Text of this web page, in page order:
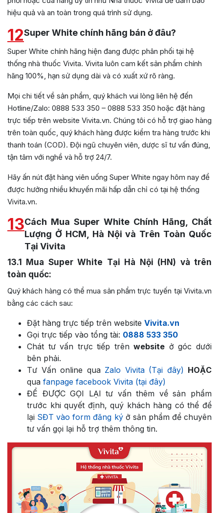
hiệu quả và an toàn trong quá trình sử dụng.
12Super White chính hãng bán ở đâu?
Super White chính hãng hiện đang được phân phối tại hệ
thống nhà thuốc Vivita. Vivita luôn cam kết sản phẩm chính
hãng 100%, hạn sử dụng dài và có xuất xứ rõ ràng.
Mọi chi tiết về sản phẩm, quý khách vui lòng liên hệ đến
Hotline/Zalo: 0888 533 350 – 0888 533 350 hoặc đặt hàng
trực tiếp trên website Vivita.vn. Chúng tôi có hỗ trợ giao hàng
trên toàn quốc, quý khách hàng được kiểm tra hàng trước khi
thanh toán (COD). Đội ngũ chuyên viên, dược sĩ tư vấn đúng,
tận tâm với nghề và hỗ trợ 24/7.
Hãy ấn nút đặt hàng viên uống Super White ngay hôm nay để
được hưởng nhiều khuyến mãi hấp dẫn chỉ có tại hệ thống
Vivita.vn.
13Cách Mua Super White Chính Hãng, Chất
Lượng Ở HCM, Hà Nội và Trên Toàn Quốc
Tại Vivita
13.1
Mua Super White Tại Hà Nội (HN) và trên
toàn quốc:
Quý khách hàng có thể mua sản phẩm trực tuyến tại Vivita.vn
bằng các cách sau:
Đặt hàng trực tiếp trên website Vivita.vn
Gọi trực tiếp vào tổng tài: 0888 533 350
Chát tư vấn trực tiếp trênwebsite ở góc dưới
bên phải.
Tư Vấn online quaZalo Vivita (Tại đây) HOẶC
qua fanpage facebook Vivita (tại đây)
ĐỂ ĐƯỢC GỌI LẠI tư vấn thêm về sản phẩm
trước khi quyết định, quý khách hàng có thể để
lại SĐT vào form đăng kýở sản phẩm để chuyên
tư vấn gọi lại hỗ trợ thêm thông tin.